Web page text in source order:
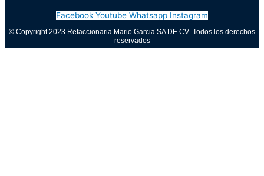
Facebook Youtube Whatsapp Instagram
© Copyright 2023 Refaccionaria Mario Garcia SA DE CV- Todos los derechos
reservados